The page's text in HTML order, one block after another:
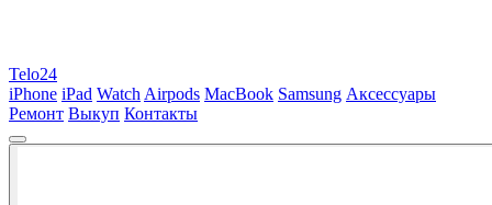
Telo24
iPhone iPad Watch Airpods MacBook Samsung Аксессуары
Ремонт Выкуп Контакты